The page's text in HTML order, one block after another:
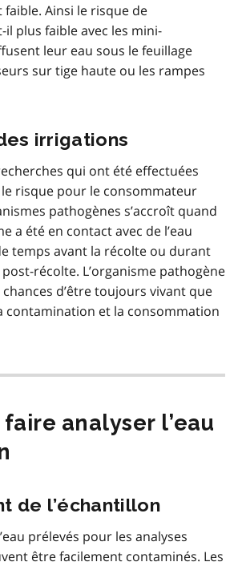
Ainsi le risque de
plus faible avec les mini-
leur eau sous le feuillage
sur tige haute ou les rampes
irrigations
qui ont été effectuées
risque pour le consommateur
pathogènes s’accroît quand
a été en contact avec de l’eau
temps avant la récolte ou durant
récolte. L’organisme pathogène
d’être toujours vivant que
contamination et la consommation
analyser l’eau
de l’échantillon
prélevés pour les analyses
être facilement contaminés. Les